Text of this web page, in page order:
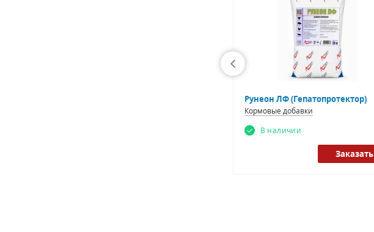
Рунеон ЛФ (Гепатопротектор)
Кормовые добавки
В наличии
Заказать